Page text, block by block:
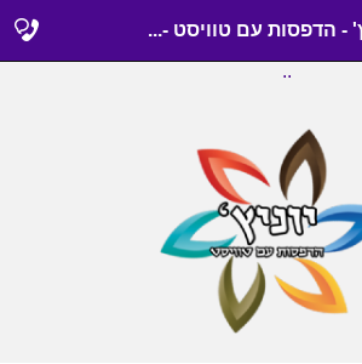
- הדפסות עם טוויסט -...
..